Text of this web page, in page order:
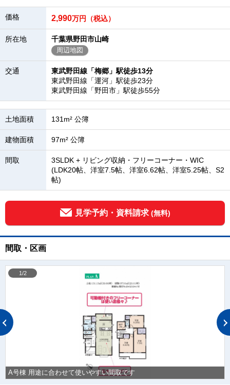
価格 2,990万円（税込）
所在地 千葉県野田市山崎
周辺地図
交通
東武野田線「梅郷」駅徒歩13分
東武野田線「運河」駅徒歩23分
東武野田線「野田市」駅徒歩55分
土地面積 131m² 公簿
建物面積 97m² 公簿
間取
3SLDK + リビング収納・フリーコーナー・WIC
(LDK20帖、洋室7.5帖、洋室6.62帖、洋室5.25帖、S2
帖)
見学予約・資料請求 (無料)
間取・区画
A号棟 用途に合わせて使いやすい間取です
1/2